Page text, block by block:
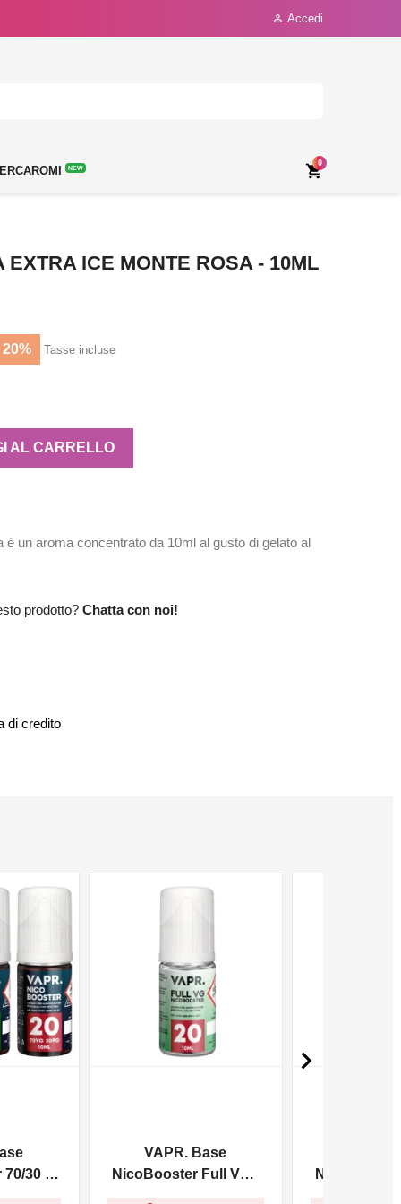
 Accedi
NEW 
0
EXTRA ICE MONTE ROSA - 10ML
20% Tasse incluse
AL CARRELLO
un aroma concentrato da 10ml al gusto di gelato al
prodotto? Chatta con noi!
di credito
30 -
VAPR. Base
NicoBooster Full VG -
